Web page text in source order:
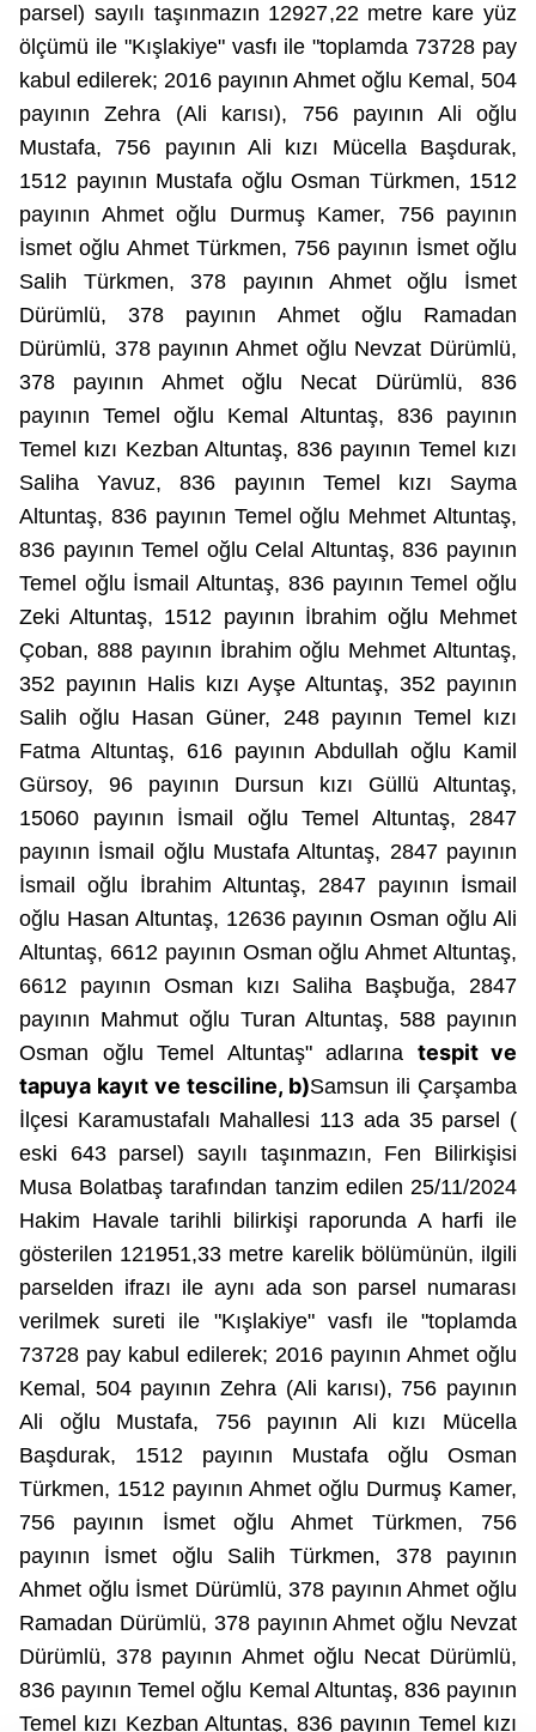
parsel) sayılı taşınmazın 12927,22 metre kare yüz
ölçümü ile "Kışlakiye" vasfı ile "toplamda 73728 pay
kabul edilerek; 2016 payının Ahmet oğlu Kemal, 504
payının Zehra (Ali karısı), 756 payının Ali oğlu
Mustafa, 756 payının Ali kızı Mücella Başdurak,
1512 payının Mustafa oğlu Osman Türkmen, 1512
payının Ahmet oğlu Durmuş Kamer, 756 payının
İsmet oğlu Ahmet Türkmen, 756 payının İsmet oğlu
Salih Türkmen, 378 payının Ahmet oğlu İsmet
Dürümlü, 378 payının Ahmet oğlu Ramadan
Dürümlü, 378 payının Ahmet oğlu Nevzat Dürümlü,
378 payının Ahmet oğlu Necat Dürümlü, 836
payının Temel oğlu Kemal Altuntaş, 836 payının
Temel kızı Kezban Altuntaş, 836 payının Temel kızı
Saliha Yavuz, 836 payının Temel kızı Sayma
Altuntaş, 836 payının Temel oğlu Mehmet Altuntaş,
836 payının Temel oğlu Celal Altuntaş, 836 payının
Temel oğlu İsmail Altuntaş, 836 payının Temel oğlu
ZekiAltuntaş, 1512 payının İbrahim oğlu Mehmet
Çoban, 888 payının İbrahim oğlu Mehmet Altuntaş,
352 payının Halis kızı Ayşe Altuntaş, 352 payının
Salih oğlu Hasan Güner, 248 payının Temel kızı
Fatma Altuntaş, 616 payının Abdullah oğlu Kamil
Gürsoy, 96 payının Dursun kızı Güllü Altuntaş,
15060 payının İsmail oğlu Temel Altuntaş, 2847
payının İsmail oğlu Mustafa Altuntaş, 2847 payının
İsmail oğlu İbrahim Altuntaş, 2847 payının İsmail
oğlu Hasan Altuntaş, 12636 payının Osman oğlu Ali
Altuntaş, 6612 payının Osman oğlu Ahmet Altuntaş,
6612 payının Osman kızı Saliha Başbuğa, 2847
payının Mahmut oğlu Turan Altuntaş, 588 payının
Osman oğlu Temel Altuntaş" adlarına tespit ve
tapuya kayıt ve tesciline, b)Samsun ili Çarşamba
İlçesi Karamustafalı Mahallesi 113 ada 35 parsel (
eski 643 parsel) sayılı taşınmazın, Fen Bilirkişisi
Musa Bolatbaş tarafından tanzim edilen 25/11/2024
Hakim Havale tarihli bilirkişi raporunda A harfi ile
gösterilen 121951,33 metre karelik bölümünün, ilgili
parselden ifrazı ile aynı ada son parsel numarası
verilmek sureti ile "Kışlakiye"vasfı ile "toplamda
73728 pay kabul edilerek; 2016 payının Ahmet oğlu
Kemal, 504 payının Zehra (Ali karısı), 756 payının
Ali oğlu Mustafa, 756 payının Ali kızı Mücella
Başdurak, 1512 payının Mustafa oğlu Osman
Türkmen, 1512 payının Ahmet oğlu Durmuş Kamer,
756 payının İsmet oğlu Ahmet Türkmen, 756
payının İsmet oğlu Salih Türkmen, 378 payının
Ahmet oğlu İsmet Dürümlü, 378 payının Ahmet oğlu
Ramadan Dürümlü, 378 payının Ahmet oğlu Nevzat
Dürümlü, 378 payının Ahmet oğlu Necat Dürümlü,
836 payının Temel oğlu Kemal Altuntaş, 836 payının
Temel kızı Kezban Altuntaş, 836 payının Temel kızı